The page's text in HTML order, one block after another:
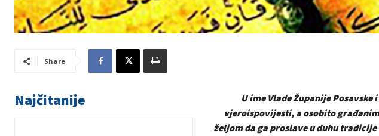
Share
Najčitanije
U ime Vlade Županije
vjeroispovijesti, a osobito
željom da ga proslave u duhu